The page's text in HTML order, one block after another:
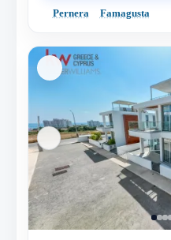
Pernera Famagusta